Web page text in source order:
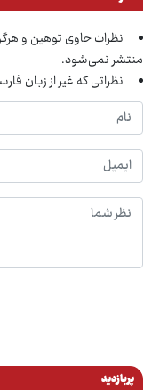
نظرات حاوی توهین و
منتشر نمی‌شود.
نظراتی که غیر از زبان
پربازدید